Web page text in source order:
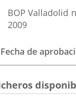
boletin
BOP Valladolid
2009
Fecha de